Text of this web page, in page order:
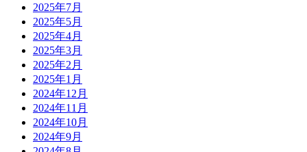
2025年7月
2025年5月
2025年4月
2025年3月
2025年2月
2025年1月
2024年12月
2024年11月
2024年10月
2024年9月